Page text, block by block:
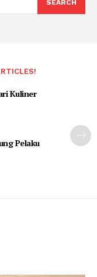
SEARCH
Kuliner
Pelaku